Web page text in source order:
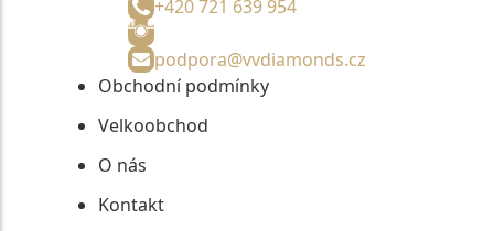
+420 721 639 954
podpora@vvdiamonds.cz
Obchodní podmínky
Velkoobchod
O nás
Kontakt